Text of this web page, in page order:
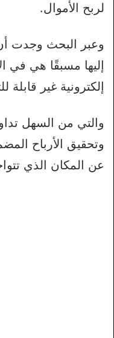
لربح الأموال.
إليها مسبقًا هي في
إلكترونية غير قابلة
والتي من السهل
وتحقيق الأرباح
عن المكان الذي